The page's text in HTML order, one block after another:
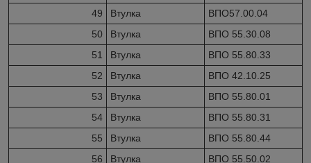
49
Втулка
ВПО57.00.04
50
Втулка
ВПО 55.30.08
51
Втулка
ВПО 55.80.33
52
Втулка
ВПО 42.10.25
53
Втулка
ВПО 55.80.01
54
Втулка
ВПО 55.80.31
55
Втулка
ВПО 55.80.44
56
Втулка ВПО 55.50.02